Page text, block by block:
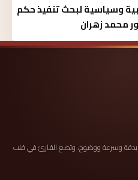
وسياسية لبحث تنفيذ حكم
محمد زهران
بدقة وسرعة ووضوح، وتضع القارئ في قلب